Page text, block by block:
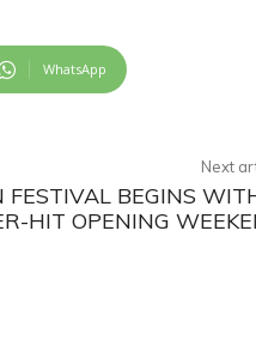
WhatsApp
Next
FESTIVAL BEGINS
HIT OPENING